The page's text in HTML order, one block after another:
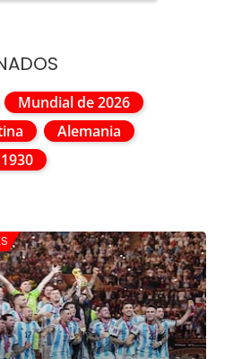
Mundial de 2026
Alemania